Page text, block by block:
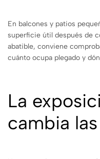
En balcones y patios
superficie útil después de
abatible, conviene
cuánto ocupa plegado y
La
cambia